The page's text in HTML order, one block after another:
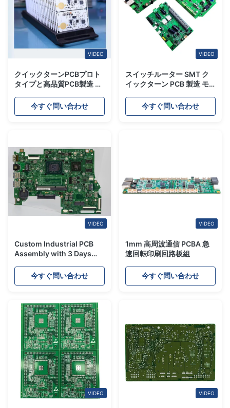
VIDEO
クイックターンPCBプロト
タイプと高品質PCB製造 小
今すぐ問い合わせ
VIDEO
スイッチルーター SMT ク
イックターン PCB 製造 モ
今すぐ問い合わせ
VIDEO
Custom Industrial PCB
Assembly with 3 Days
Prototyping and Global
Delivery
今すぐ問い合わせ
VIDEO
1mm 高周波通信 PCBA 急
速回転印刷回路板組
今すぐ問い合わせ
VIDEO VIDEO